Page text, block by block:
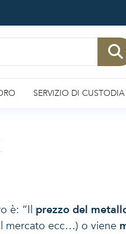
SERVIZIO DI CUSTODIA
è: “Il prezzo del
mercato ecc…) o viene